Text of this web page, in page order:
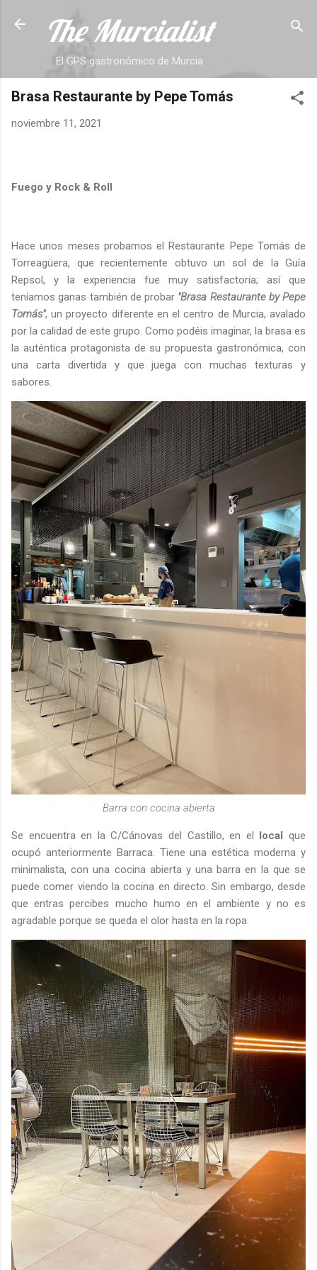
Ir al contenido principal
The Murcialist
El GPS gastronómico de Murcia
Brasa Restaurante by Pepe Tomás
noviembre 11, 2021
Fuego y Rock & Roll
Hace unos meses probamos el Restaurante Pepe Tomás de
Torreagüera, que recientemente obtuvo un sol de la Guía
Repsol, y la experiencia fue muy satisfactoria; así que
teníamos ganas también de probar "Brasa Restaurante by Pepe
Tomás", un proyecto diferente en el centro de Murcia, avalado
por la calidad de este grupo. Como podéis imaginar, la brasa es
la auténtica protagonista de su propuesta gastronómica, con
una carta divertida y que juega con muchas texturas y
sabores.
Barra con cocina abierta
Se encuentra en la C/Cánovas del Castillo, en el local
que
ocupó anteriormente Barraca. Tiene una estética moderna y
minimalista, con una cocina abierta y una barra en la que se
puede comer viendo la cocina en directo. Sin embargo, desde
que entras percibes mucho humo en el ambiente y no es
agradable porque se queda el olor hasta en la ropa.